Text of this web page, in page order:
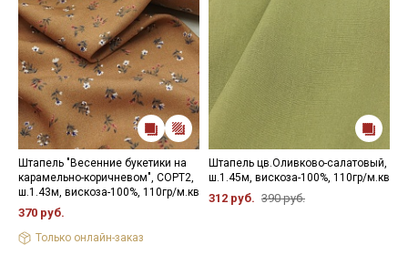
Штапель "Весенние букетики на
карамельно-коричневом", СОРТ2,
ш.1.43м, вискоза-100%, 110гр/м.кв
370 руб.
Только онлайн-заказ
Штапель цв.Оливково-салатовый,
ш.1.45м, вискоза-100%, 110гр/м.кв
312 руб. 390 руб.